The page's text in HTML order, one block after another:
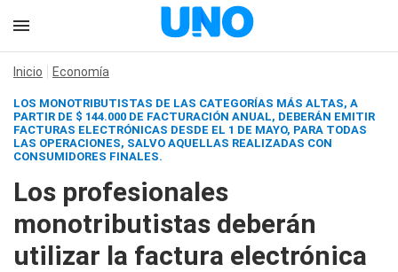
Inicio Economía
LOS MONOTRIBUTISTAS DE LAS CATEGORÍAS MÁS ALTAS, A
PARTIR DE $ 144.000 DE FACTURACIÓN ANUAL, DEBERÁN EMITIR
FACTURAS ELECTRÓNICAS DESDE EL 1 DE MAYO, PARA TODAS
LAS OPERACIONES, SALVO AQUELLAS REALIZADAS CON
CONSUMIDORES FINALES.
Los profesionales
monotributistas deberán
utilizar la factura electrónica